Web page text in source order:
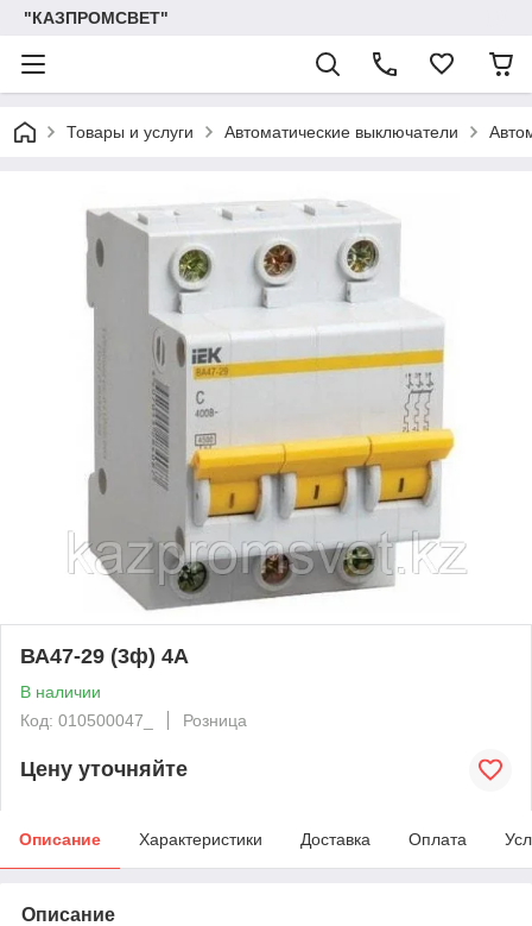
"КАЗПРОМСВЕТ"
Товары и услуги Автоматические выключатели
ВА47-29 (3ф) 4А
В наличии
Код: 010500047_
Розница
Цену уточняйте
Описание Характеристики Доставка Оплата
Описание